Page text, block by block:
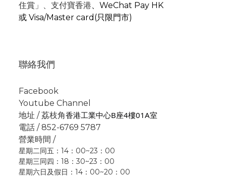
住賞」 、支付寶香港、 WeChat Pay HK
或 Visa/Master card(只限門市)
聯絡我們
Facebook
Youtube Channel
地址 / 荔枝角香港工業中心B座4樓01A室
電話 / 852-6769 5787
營業時間 /
星期二同五：14：00~23：00
星期三同四：18：30~23：00
星期六日及假日：14：00~20：00